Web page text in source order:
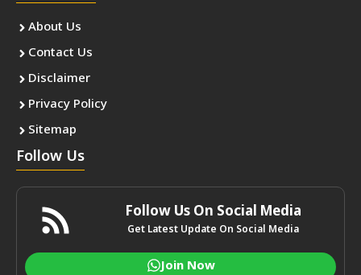
About Us
Contact Us
Disclaimer
Privacy Policy
Sitemap
Follow Us
Follow Us On Social Media
Get Latest Update On Social Media
Join Now